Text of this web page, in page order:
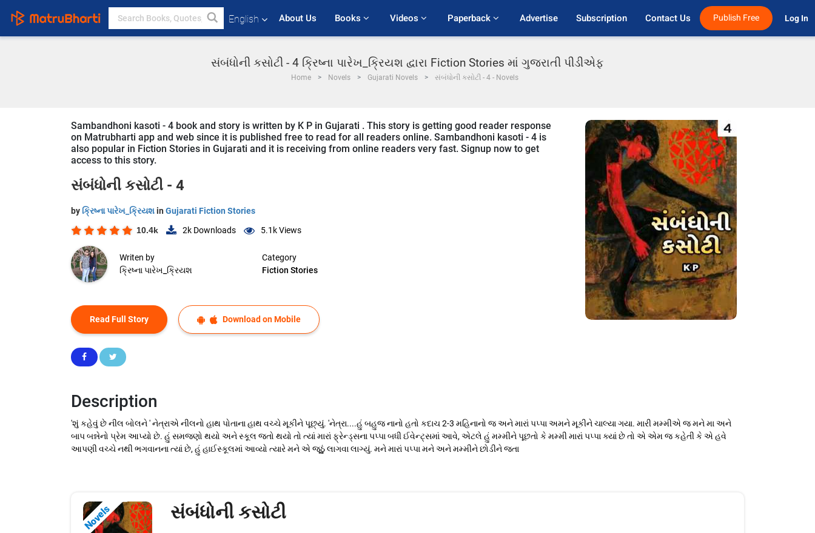
English About Us Books Videos Paperback Advertise Subscription Contact Us Publish Free Log In
સંબંધોની કસોટી - 4 ક્રિષ્ના પારેખ_ક્રિયશ દ્વારા Fiction Stories માં ગુજરાતી પીડીએફ
Home Novels Gujarati Novels સંબંધોની કસોટી - 4 - Novels
Sambandhoni kasoti - 4 book and story is written by K P in Gujarati . This story is getting good reader response
on Matrubharti app and web since it is published free to read for all readers online. Sambandhoni kasoti - 4 is
also popular in Fiction Stories in Gujarati and it is receiving from online readers very fast. Signup now to get
access to this story.
સંબંધોની કસોટી - 4
by ક્રિષ્ના પારેખ_ક્રિયશin Gujarati Fiction Stories
10.4k 2k Downloads 5.1kViews
Writen by
ક્રિષ્ના પારેખ_ક્રિયશ
Category
Fiction Stories
Read Full Story Download on Mobile
Description
'શું કહેવું છે નીલ બોલને ' નેત્રાએ નીલનો હાથ પોતાના હાથ વચ્ચે મૂકીને પૂછ્યું. 'નેત્રા....હું બહુજ નાનો હતો કદાચ 2-3 મહિનાનો જ અને મારાં પપ્પા અમને મૂકીને ચાલ્યા ગયા. મારી મમ્મીએ જ મને મા અને
બાપ બન્નેનો પ્રેમ આપ્યો છે. હું સમજણો થયો અને સ્કૂલ જતો થયો તો ત્યાં મારાં ફ્રેન્ડ્સના પપ્પા બધી ઈવેન્ટ્સમાં આવે, એટલે હું મમ્મીને પૂછતો કે મમ્મી મારાં પપ્પા ક્યાં છે તો એ એમ જ કહેતી કે એ હવે
આપણી વચ્ચે નથી ભગવાનના ત્યાં છે, હું હાઈસ્કૂલમાં આવ્યો ત્યારે મને એ જૂઠું લાગવા લાગ્યું. મને મારાં પપ્પા મને અને મમ્મીને છોડીને જતા
Novels સંબંધોની કસોટી